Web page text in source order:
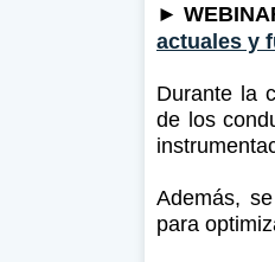
►
actuales y
Durante la
de los
Además,
para